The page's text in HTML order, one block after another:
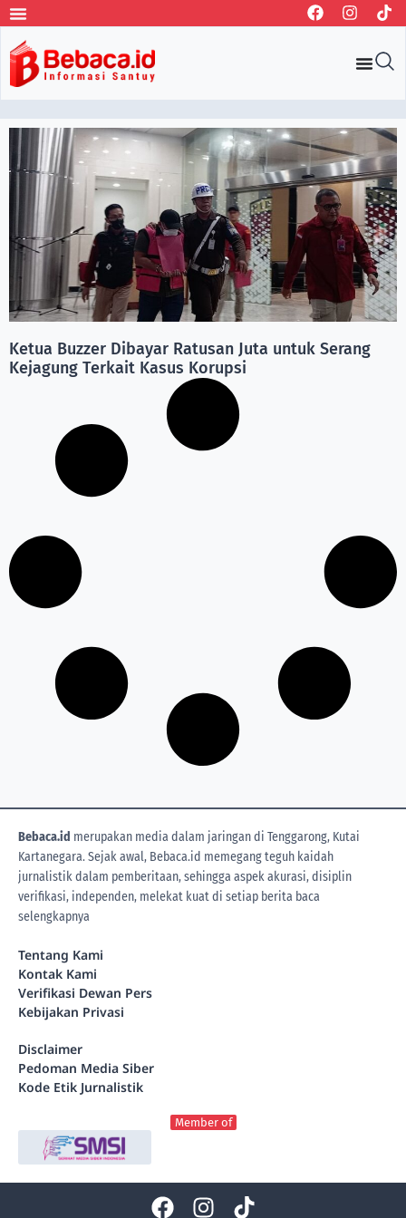
Ketua Buzzer Dibayar Ratusan Juta untuk Serang
Kejagung Terkait Kasus Korupsi
Bebaca.id merupakan media dalam jaringan di Tenggarong, Kutai
Kartanegara. Sejak awal, Bebaca.id memegang teguh kaidah
jurnalistik dalam pemberitaan, sehingga aspek akurasi, disiplin
verifikasi, independen, melekat kuat di setiap berita baca
selengkapnya
Tentang Kami
Kontak Kami
Verifikasi Dewan Pers
Kebijakan Privasi
Disclaimer
Pedoman Media Siber
Kode Etik Jurnalistik
Member of